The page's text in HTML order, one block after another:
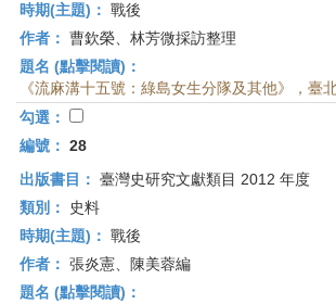
時期(主題)： 戰後
作者： 曹欽榮、林芳微採訪整理
題名 (點擊閱讀)：
《流麻溝十五號：綠島女生分隊及其他》，臺
勾選：
編號： 28
出版書目： 臺灣史研究文獻類目 2012 年度
類別：
史料
時期(主題)： 戰後
作者： 張炎憲、陳美蓉編
題名 (點擊閱讀)：